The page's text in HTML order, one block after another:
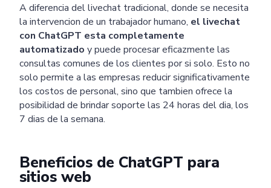
A diferencia del livechat tradicional, donde se necesita
la intervencion de un trabajador humano, el livechat
con ChatGPT esta completamente
automatizado y puede procesar eficazmente las
consultas comunes de los clientes por si solo. Esto no
solo permite a las empresas reducir significativamente
los costos de personal, sino que tambien ofrece la
posibilidad de brindar soporte las 24 horas del dia, los
7 dias de la semana.
Beneficios de ChatGPT para
sitios web